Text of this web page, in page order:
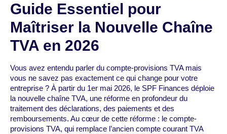
Guide Essentiel pour
Maîtriser la Nouvelle Chaîne
TVA en 2026
Vous avez entendu parler du compte-provisions TVA mais
vous ne savez pas exactement ce qui change pour votre
entreprise ? À partir du 1er mai 2026, le SPF Finances déploie
la nouvelle chaîne TVA, une réforme en profondeur du
traitement des déclarations, des paiements et des
remboursements. Au cœur de cette réforme : le compte-
provisions TVA, qui remplace l’ancien compte courant TVA